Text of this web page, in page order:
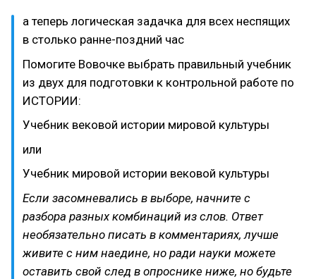
а теперь логическая задачка для всех неспящих
в столько ранне-поздний час
Помогите Вовочке выбрать правильный учебник
из двух для подготовки к контрольной работе по
ИСТОРИИ:
Учебник вековой истории мировой культуры
или
Учебник мировой истории вековой культуры
Если засомневались в выборе, начните с
разбора разных комбинаций из слов. Ответ
необязательно писать в комментариях, лучше
живите с ним наедине, но ради науки можете
оставить свой след в опроснике ниже, но будьте